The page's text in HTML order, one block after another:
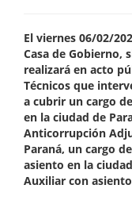
El viernes 06/02/
Casa de Gobierno,
realizará en acto
Técnicos que
a cubrir un cargo
en la ciudad de
Anticorrupción
Paraná, un cargo
asiento en la
Auxiliar con